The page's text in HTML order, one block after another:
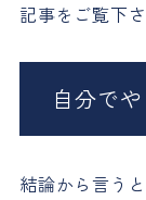
記事をご覧下さ
自分で
結論から言う